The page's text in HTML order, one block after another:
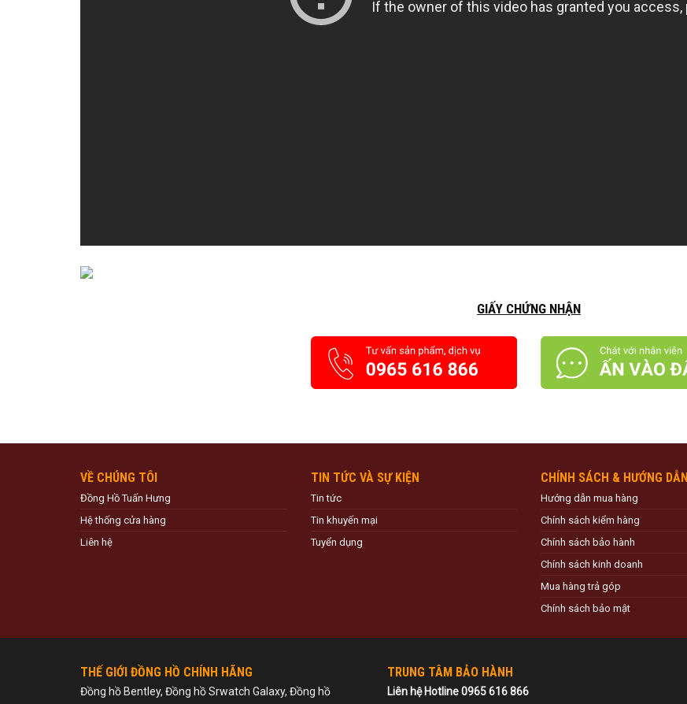
GIẤY CHỨNG NHẬN
VỀ CHÚNG TÔI
Đồng Hồ Tuấn Hưng
Hệ thống cửa hàng
Liên hệ
TIN TỨC VÀ SỰ KIỆN
Tin tức
Tin khuyến mại
Tuyển dụng
CHÍNH SÁCH & HƯỚNG DẪN
Hướng dẫn mua hàng
Chính sách kiểm hàng
Chính sách bảo hành
Chính sách kinh doanh
Mua hàng trả góp
Chính sách bảo mật
THẾ GIỚI ĐỒNG HỒ CHÍNH HÃNG
Đồng hồ Bentley, Đồng hồ Srwatch Galaxy, Đồng hồ
TRUNG TÂM BẢO HÀNH
Liên hệ Hotline 0965 616 866